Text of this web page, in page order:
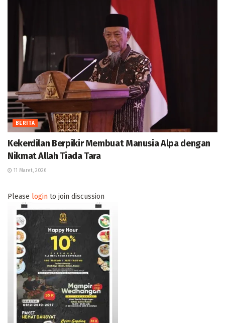
BERITA
Kekerdilan Berpikir Membuat Manusia Alpa dengan
Nikmat Allah Tiada Tara
11 Maret, 2026
Please login to join discussion